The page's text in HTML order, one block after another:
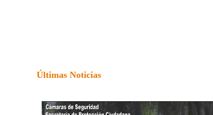
Últimas Noticias